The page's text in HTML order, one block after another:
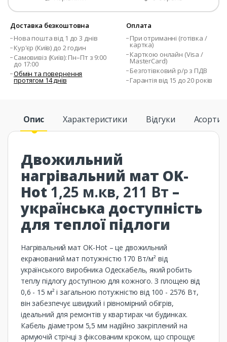
Доставка безкоштовна
Нова пошта від 1 до 3 днів
Кур'єр (Київ) до 2 годин
Самовивіз (Київ): Пн–Пт з 9:00
до 17:00
Обмін та повернення
протягом 14 днів
Оплата
При отриманні (готівка /
картка)
Карткою онлайн (Visa /
MasterCard)
Безготівковий р/р з ПДВ
Гарантія від 15 до 20 років
Опис Характеристики Відгуки
Двожильний
нагрівальний мат OK-
Hot 1,25 м.кв, 211 Вт –
українська доступність
для теплої підлоги
Нагрівальний мат OK-Hot – це двожильний
екранований мат потужністю 170 Вт/м² від
українського виробника Одескабель, який робить
теплу підлогу доступною для кожного. З площею від
0,6 - 15 м² і загальною потужністю від 100 - 2576 Вт,
він забезпечує швидкий і рівномірний обігрів,
ідеальний для ремонтів у квартирах чи будинках.
Кабель діаметром 5,5 мм надійно закріплений на
армуючій стрічці з фіксованим кроком, що спрощує